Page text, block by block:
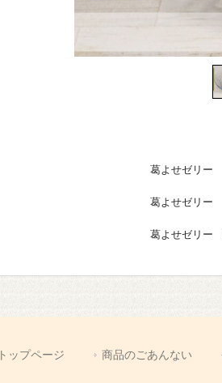
葛よせゼリー
葛よせゼリー
葛よせゼリー
トップページ 商品のごあんない